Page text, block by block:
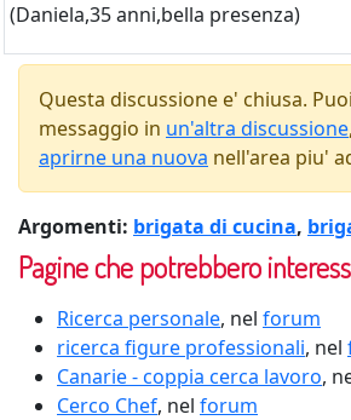
(Daniela,35 anni,bella presenza)
Questa discussione e' chiusa.
messaggio in un'altra discussione
aprirne una nuova nell'area piu'
Argomenti: brigata di cucina,
Pagine che potrebbero
Ricerca personale, nel forum
ricerca figure professionali, nel
Canarie - coppia cerca lavoro,
Cerco Chef, nel forum